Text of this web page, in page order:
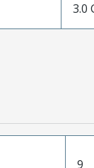
3.0
9